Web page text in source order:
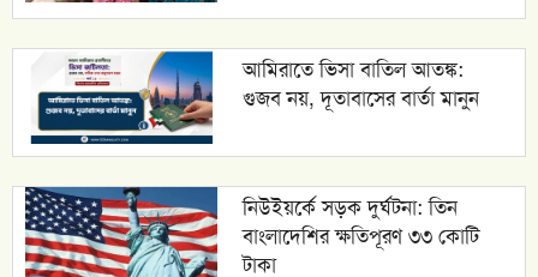
আমিরাতে ভিসা বাতিল আতঙ্ক:
গুজব নয়, দূতাবাসের বার্তা মানুন
নিউইয়র্কে সড়ক দুর্ঘটনা: তিন
বাংলাদেশির ক্ষতিপূরণ ৩৩ কোটি
টাকা